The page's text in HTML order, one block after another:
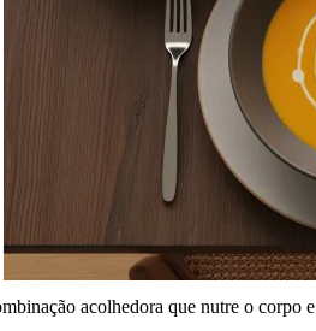
acolhedora que nutre o corpo